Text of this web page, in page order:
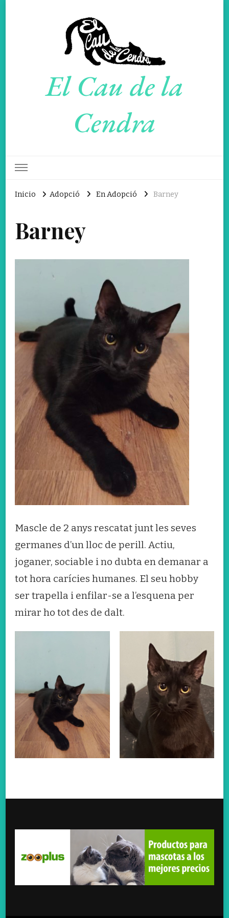
El Cau de la
Cendra
Inicio Adopció En Adopció Barney
Barney
Mascle de 2 anys rescatat junt les seves
germanes d’un lloc de perill. Actiu,
joganer, sociable i no dubta en demanar a
tot hora carícies humanes. El seu hobby
ser trapella i enfilar-se a l’esquena per
mirar ho tot des de dalt.